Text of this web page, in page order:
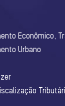
Econômico,
Urbano